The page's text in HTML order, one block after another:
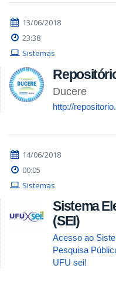
13/06/2018
23:38
Sistemas
Ducere
http://
14/06/2018
00:05
Sistemas
Sistema
(SEI)
Acesso ao
Pesquisa
UFU sei!